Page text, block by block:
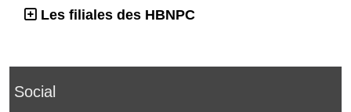
Les filiales des HBNPC
Social